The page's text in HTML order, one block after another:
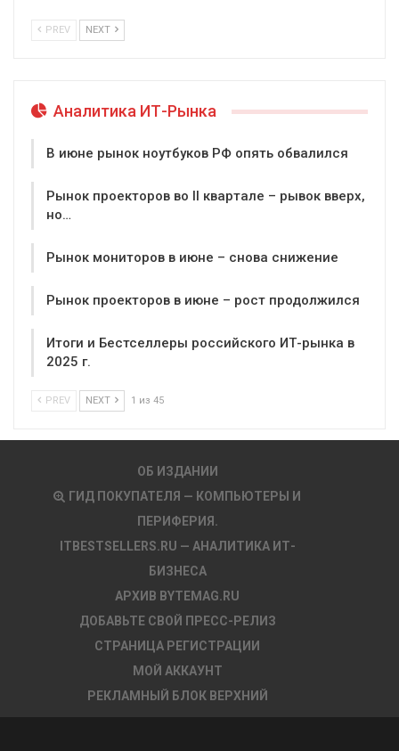
PREV NEXT
Аналитика ИТ-Рынка
В июне рынок ноутбуков РФ опять обвалился
Рынок проекторов во II квартале – рывок вверх,
но…
Рынок мониторов в июне – снова снижение
Рынок проекторов в июне – рост продолжился
Итоги и Бестселлеры российского ИТ-рынка в
2025 г.
PREV NEXT 1 из 45
ОБ ИЗДАНИИ
ГИД ПОКУПАТЕЛЯ — КОМПЬЮТЕРЫ И
ПЕРИФЕРИЯ.
ITBESTSELLERS.RU — АНАЛИТИКА ИТ-
БИЗНЕСА
АРХИВ BYTEMAG.RU
ДОБАВЬТЕ СВОЙ ПРЕСС-РЕЛИЗ
СТРАНИЦА РЕГИСТРАЦИИ
МОЙ АККАУНТ
РЕКЛАМНЫЙ БЛОК ВЕРХНИЙ